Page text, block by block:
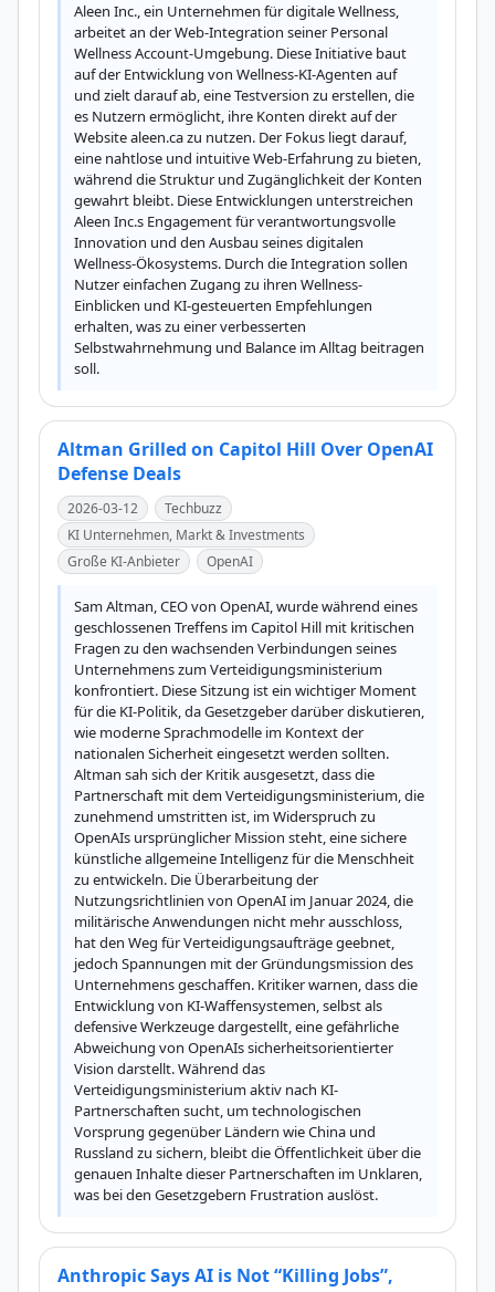
Aleen Inc., ein Unternehmen für digitale Wellness,
arbeitet an der Web-Integration seiner Personal
Wellness Account-Umgebung. Diese Initiative baut
auf der Entwicklung von Wellness-KI-Agenten auf
und zielt darauf ab, eine Testversion zu erstellen, die
es Nutzern ermöglicht, ihre Konten direkt auf der
Website aleen.ca zu nutzen. Der Fokus liegt darauf,
eine nahtlose und intuitive Web-Erfahrung zu bieten,
während die Struktur und Zugänglichkeit der Konten
gewahrt bleibt. Diese Entwicklungen unterstreichen
Aleen Inc.s Engagement für verantwortungsvolle
Innovation und den Ausbau seines digitalen
Wellness-Ökosystems. Durch die Integration sollen
Nutzer einfachen Zugang zu ihren Wellness-
Einblicken und KI-gesteuerten Empfehlungen
erhalten, was zu einer verbesserten
Selbstwahrnehmung und Balance im Alltag beitragen
soll.
Altman Grilled on Capitol Hill Over OpenAI
Defense Deals
2026-03-12
Techbuzz
KI Unternehmen, Markt & Investments
Große KI-Anbieter
OpenAI
Sam Altman, CEO von OpenAI, wurde während eines
geschlossenen Treffens im Capitol Hill mit kritischen
Fragen zu den wachsenden Verbindungen seines
Unternehmens zum Verteidigungsministerium
konfrontiert. Diese Sitzung ist ein wichtiger Moment
für die KI-Politik, da Gesetzgeber darüber diskutieren,
wie moderne Sprachmodelle im Kontext der
nationalen Sicherheit eingesetzt werden sollten.
Altman sah sich der Kritik ausgesetzt, dass die
Partnerschaft mit dem Verteidigungsministerium, die
zunehmend umstritten ist, im Widerspruch zu
OpenAIs ursprünglicher Mission steht, eine sichere
künstliche allgemeine Intelligenz für die Menschheit
zu entwickeln. Die Überarbeitung der
Nutzungsrichtlinien von OpenAI im Januar 2024, die
militärische Anwendungen nicht mehr ausschloss,
hat den Weg für Verteidigungsaufträge geebnet,
jedoch Spannungen mit der Gründungsmission des
Unternehmens geschaffen. Kritiker warnen, dass die
Entwicklung von KI-Waffensystemen, selbst als
defensive Werkzeuge dargestellt, eine gefährliche
Abweichung von OpenAIs sicherheitsorientierter
Vision darstellt. Während das
Verteidigungsministerium aktiv nach KI-
Partnerschaften sucht, um technologischen
Vorsprung gegenüber Ländern wie China und
Russland zu sichern, bleibt die Öffentlichkeit über die
genauen Inhalte dieser Partnerschaften im Unklaren,
was bei den Gesetzgebern Frustration auslöst.
Anthropic Says AI is Not “Killing Jobs”,